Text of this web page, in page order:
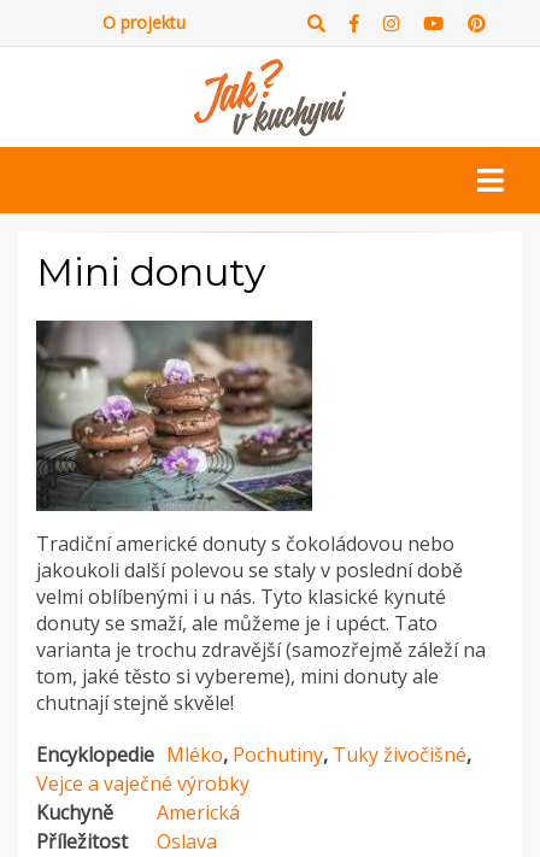
O projektu
Mini donuty
Tradiční americké donuty s čokoládovou nebo
jakoukoli další polevou se staly v poslední době
velmi oblíbenými i u nás. Tyto klasické kynuté
donuty se smaží, ale můžeme je i upéct. Tato
varianta je trochu zdravější (samozřejmě záleží na
tom, jaké těsto si vybereme), mini donuty ale
chutnají stejně skvěle!
Encyklopedie Mléko, Pochutiny, Tuky živočišné,
Vejce a vaječné výrobky
Kuchyně
Americká
Příležitost
Oslava